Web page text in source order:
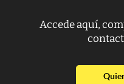
Accede aquí,